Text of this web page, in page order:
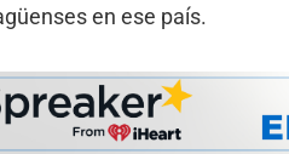
en ese país.